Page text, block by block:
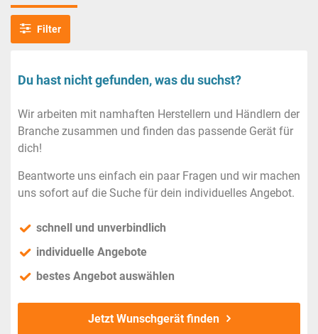
Filter
Du hast nicht gefunden, was du suchst?
Wir arbeiten mit namhaften Herstellern und Händlern der
Branche zusammen und finden das passende Gerät für
dich!
Beantworte uns einfach ein paar Fragen und wir machen
uns sofort auf die Suche für dein individuelles Angebot.
schnell und unverbindlich
individuelle Angebote
bestes Angebot auswählen
Jetzt Wunschgerät finden